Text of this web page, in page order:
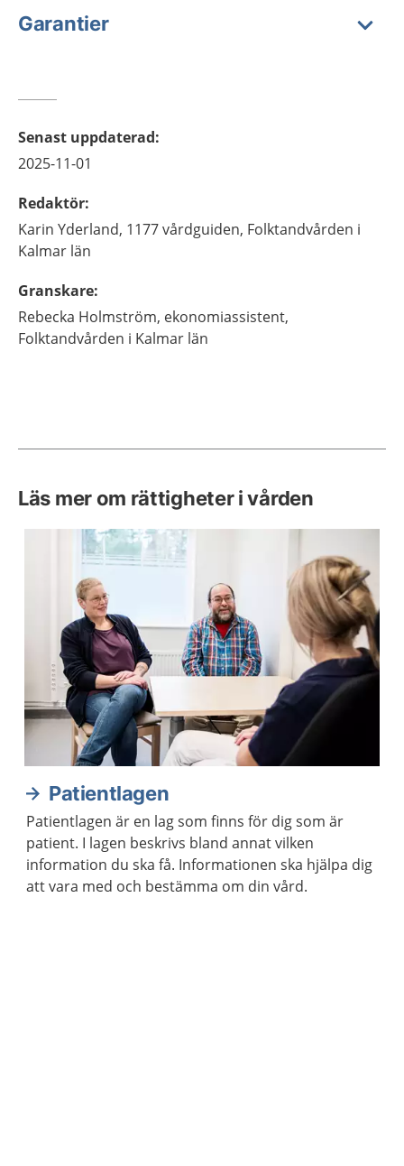
Garantier
Senast uppdaterad:
2025-11-01
Redaktör:
Karin Yderland, 1177 vårdguiden, Folktandvården i
Kalmar län
Granskare:
Rebecka Holmström, ekonomiassistent,
Folktandvården i Kalmar län
Läs mer om rättigheter i vården
Patientlagen
Patientlagen är en lag som finns för dig som är
patient. I lagen beskrivs bland annat vilken
information du ska få. Informationen ska hjälpa dig
att vara med och bestämma om din vård.